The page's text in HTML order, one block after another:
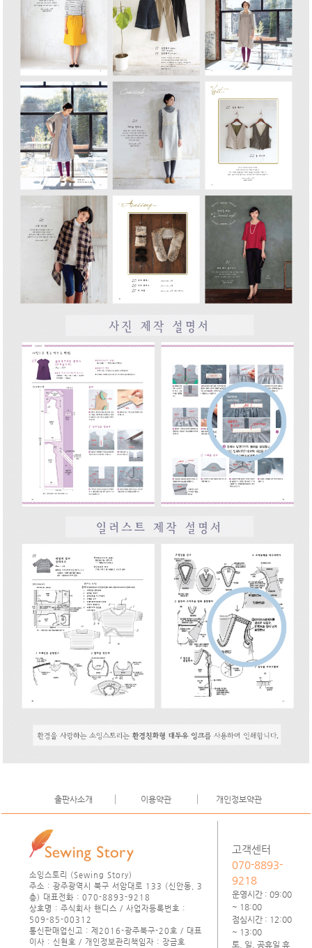
출판사소개 이용약관 개인정보약관
소잉스토리 (Sewing Story)
주소 : 광주광역시 북구 서암대로 133 (신안동, 3
층) 대표전화 : 070-8893-9218
상호명 : 주식회사 핸디스 / 사업자등록번호 :
509-85-00312
통신판매업신고 : 제2016-광주북구-20호 / 대표
이사 : 신현호 / 개인정보관리책임자 : 장금호
고객센터
070-8893-
9218
운영시간 : 09:00
~ 18:00
점심시간 : 12:00
~ 13:00
토, 일, 공휴일 휴